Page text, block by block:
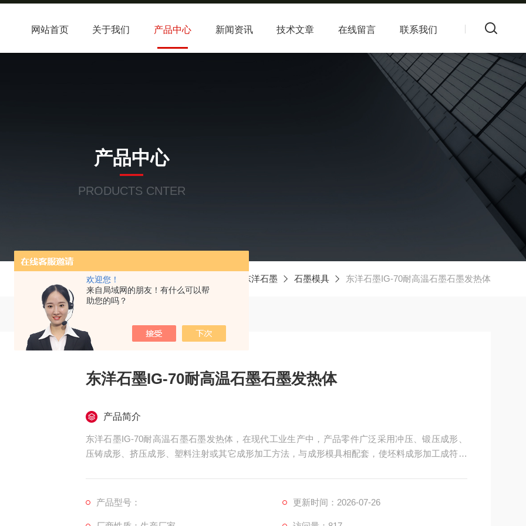
欢迎您！
来自局域网的朋友！有什么可以帮
助您的吗？
网站首页 关于我们 产品中心 新闻资讯 技术文章 在线留言 联系我们
产品中心
PRODUCTS CNTER
当前位置： 日本东洋石墨 石墨模具 东洋石墨IG-70耐高温石墨石墨发热体
东洋石墨IG-70耐高温石墨石墨发热体
产品简介
东洋石墨IG-70耐高温石墨石墨发热体，在现代工业生产中，产品零件广泛采用冲压、锻压成形、
压铸成形、挤压成形、塑料注射或其它成形加工方法，与成形模具相配套，使坯料成形加工成符合
产品型号： 更新时间：2026-07-26